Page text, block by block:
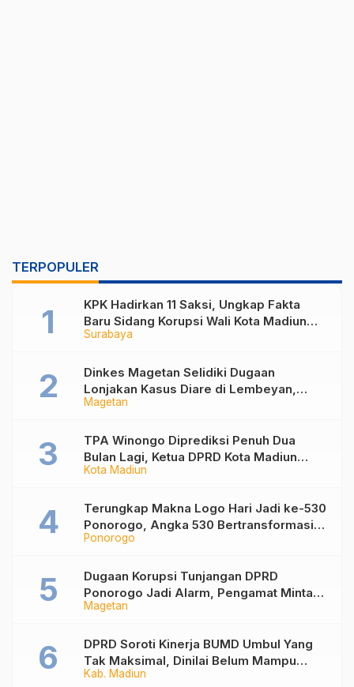
TERPOPULER
Surabaya
KPK Hadirkan 11 Saksi, Ungkap Fakta
Baru Sidang Korupsi Wali Kota Madiun
Nonaktif Maidi
Magetan
Dinkes Magetan Selidiki Dugaan
Lonjakan Kasus Diare di Lembeyan,
Lakukan Penyelidikan Epidemiologi
Kota Madiun
TPA Winongo Diprediksi Penuh Dua
Bulan Lagi, Ketua DPRD Kota Madiun
Desak Pemkot Percepat Penanganan
Ponorogo
Terungkap Makna Logo Hari Jadi ke-530
Ponorogo, Angka 530 Bertransformasi
Jadi Sekar Kinanthi
Magetan
Dugaan Korupsi Tunjangan DPRD
Ponorogo Jadi Alarm, Pengamat Minta
Magetan Perkuat Tata Kelola
Kab. Madiun
DPRD Soroti Kinerja BUMD Umbul Yang
Tak Maksimal, Dinilai Belum Mampu
Hasilkan PAD